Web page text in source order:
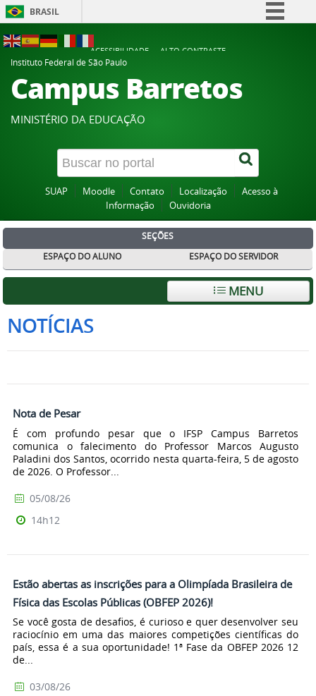
BRASIL
Participe
Acesso à informação
Canais
ACESSIBILIDADE
ALTO CONTRASTE
Instituto Federal de São Paulo
Campus Barretos
MINISTÉRIO DA EDUCAÇÃO
SUAP Moodle Contato Localização
Acesso à
Informação
Ouvidoria
SEÇÕES
ESPAÇO DO ALUNO
ESPAÇO DO SERVIDOR
MENU
NOTÍCIAS
Nota de Pesar
É com profundo pesar que o IFSP Campus Barretos
comunica o falecimento do Professor Marcos Augusto
Paladini dos Santos, ocorrido nesta quarta-feira, 5 de agosto
de 2026. O Professor...
05/08/26
14h12
Estão abertas as inscrições para a Olimpíada Brasileira de
Física das Escolas Públicas (OBFEP 2026)!
Se você gosta de desafios, é curioso e quer desenvolver seu
raciocínio em uma das maiores competições científicas do
país, essa é a sua oportunidade! 1ª Fase da OBFEP 2026 12
de...
03/08/26